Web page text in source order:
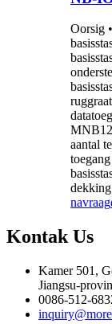
Oorsig
aantal
navraag
Kontak Us
Kamer 501,
Jiangsu-
0086-512-